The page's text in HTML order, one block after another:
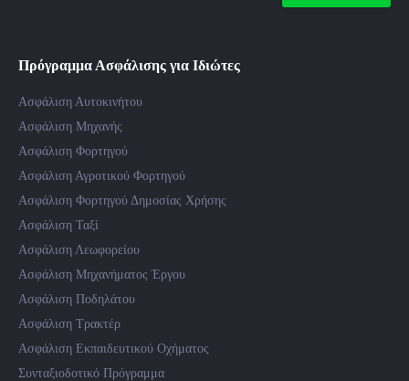
Πρόγραμμα Ασφάλισης για Ιδιώτες
Ασφάλιση Αυτοκινήτου
Ασφάλιση Μηχανής
Ασφάλιση Φορτηγού
Ασφάλιση Αγροτικού Φορτηγού
Ασφάλιση Φορτηγού Δημοσίας Χρήσης
Ασφάλιση Ταξί
Ασφάλιση Λεωφορείου
Ασφάλιση Μηχανήματος Έργου
Ασφάλιση Ποδηλάτου
Ασφάλιση Τρακτέρ
Ασφάλιση Εκπαιδευτικού Οχήματος
Συνταξιοδοτικό Πρόγραμμα